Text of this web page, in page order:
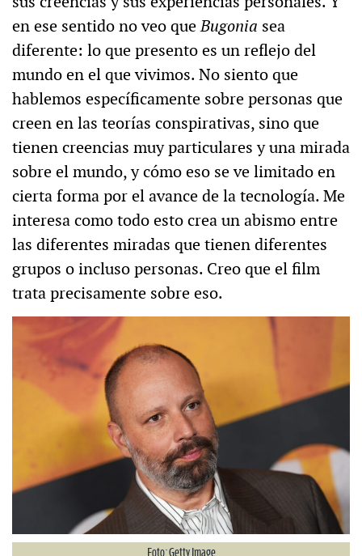
en ese sentido no veo queBugonia sea
diferente: lo que presento es un reflejo del
mundo en el que vivimos. No siento que
hablemos específicamente sobre personas que
creen en las teorías conspirativas, sino que
tienen creencias muy particulares y una mirada
sobre el mundo, y cómo eso se ve limitado en
cierta forma por el avance de la tecnología. Me
interesa como todo esto crea un abismo entre
las diferentes miradas que tienen diferentes
grupos o incluso personas. Creo que el film
trata precisamente sobre eso.